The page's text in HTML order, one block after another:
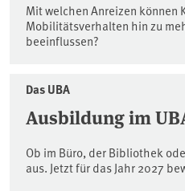
Mit welchen Anreizen können
Mobilitätsverhalten hin zu
beeinflussen?
Das UBA
Ausbildung im
Ob im Büro, der Bibliothek
aus. Jetzt für das Jahr 2027